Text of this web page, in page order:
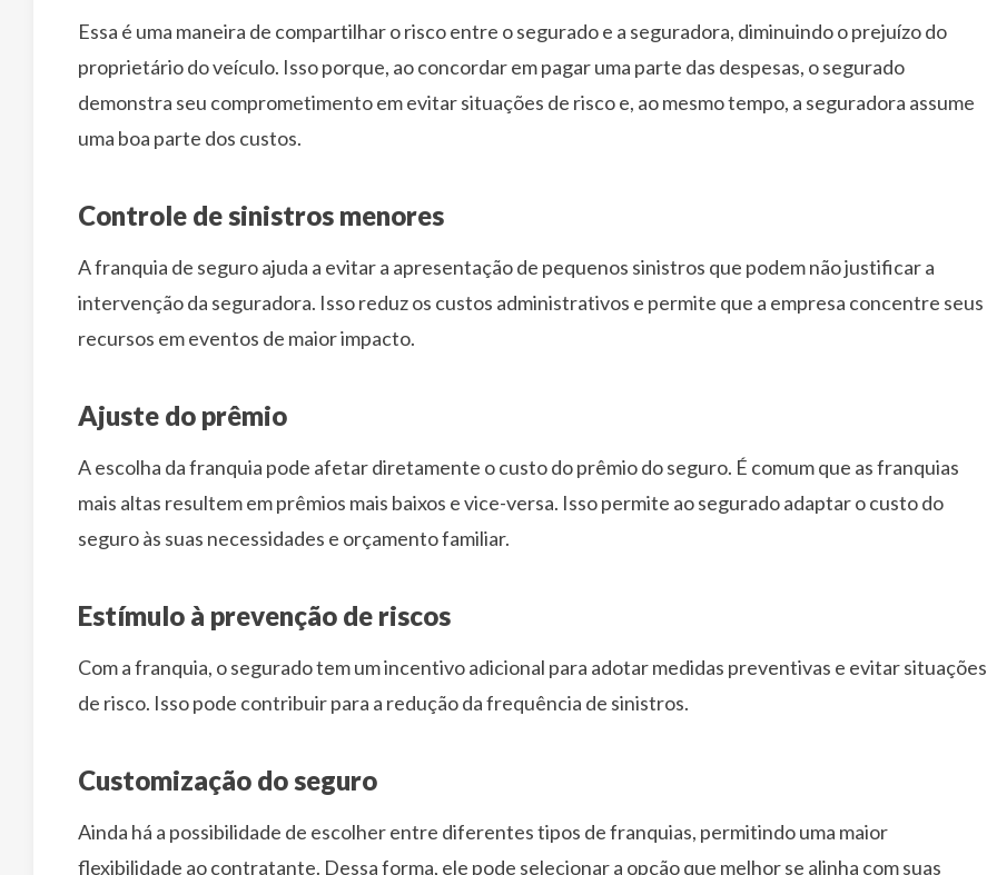
Essa é uma maneira de compartilhar o risco entre o segurado e a seguradora, diminuindo o prejuízo do
proprietário do veículo. Isso porque, ao concordar em pagar uma parte das despesas, o segurado
demonstra seu comprometimento em evitar situações de risco e, ao mesmo tempo, a seguradora assume
uma boa parte dos custos.
Controle de sinistros menores
A franquia de seguro ajuda a evitar a apresentação de pequenos sinistros que podem não justificar a
intervenção da seguradora. Isso reduz os custos administrativos e permite que a empresa concentre seus
recursos em eventos de maior impacto.
Ajuste do prêmio
A escolha da franquia pode afetar diretamente o custo do prêmio do seguro. É comum que as franquias
mais altas resultem em prêmios mais baixos e vice-versa. Isso permite ao segurado adaptar o custo do
seguro às suas necessidades e orçamento familiar.
Estímulo à prevenção de riscos
Com a franquia, o segurado tem um incentivo adicional para adotar medidas preventivas e evitar situações
de risco. Isso pode contribuir para a redução da frequência de sinistros.
Customização do seguro
Ainda há a possibilidade de escolher entre diferentes tipos de franquias, permitindo uma maior
flexibilidade ao contratante. Dessa forma, ele pode selecionar a opção que melhor se alinha com suas